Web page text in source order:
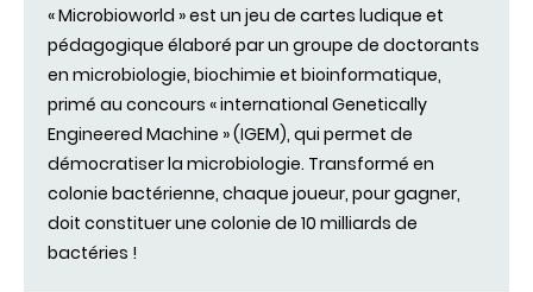
« Microbioworld » est un jeu de cartes ludique et
pédagogique élaboré par un groupe de doctorants
en microbiologie, biochimie et bioinformatique,
primé au concours « international Genetically
Engineered Machine » (IGEM), qui permet de
démocratiser la microbiologie. Transformé en
colonie bactérienne, chaque joueur, pour gagner,
doit constituer une colonie de 10 milliards de
bactéries !